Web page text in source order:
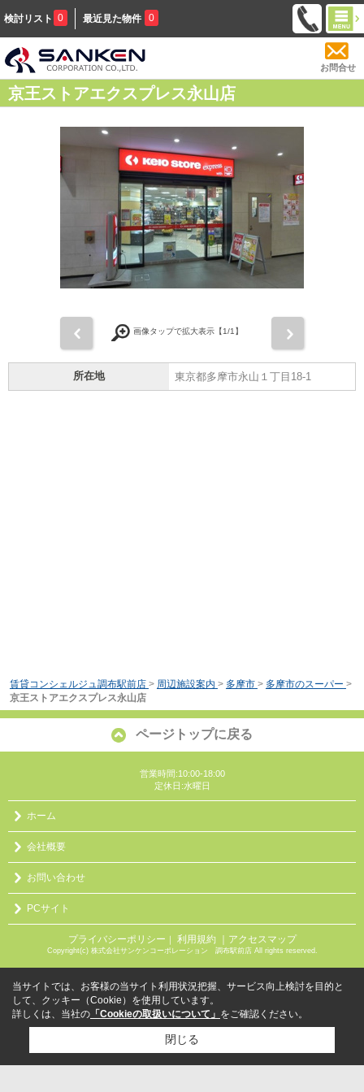
検討リスト 0 最近見た物件 0
お問合せ
京王ストアエクスプレス永山店
画像タップで拡大表示【1/1】
所在地 東京都多摩市永山１丁目18-1
賃貸コンシェルジュ調布駅前店 > 周辺施設案内 > 多摩市 > 多摩市のスーパー >
京王ストアエクスプレス永山店
ページトップに戻る
営業時間:10:00-18:00
定休日:水曜日
ホーム
会社概要
お問い合わせ
PCサイト
プライバシーポリシー ｜ 利用規約 ｜アクセスマップ
Copyright(c) 株式会社サンケンコーポレーション 調布駅前店 All rights reserved.
当サイトでは、お客様の当サイト利用状況把握、サービス向上検討を目的と
して、クッキー（Cookie）を使用しています。
詳しくは、当社の 「Cookieの取扱いについて」 をご確認ください。
閉じる